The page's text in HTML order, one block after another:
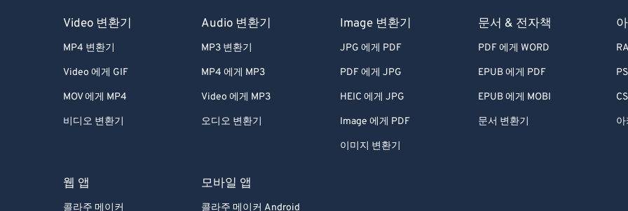
Video 변환기
MP4 변환기
Video 에게 GIF
MOV 에게 MP4
비디오 변환기
Audio 변환기
MP3 변환기
MP4 에게 MP3
Video 에게 MP3
오디오 변환기
Image 변환기
JPG 에게 PDF
PDF 에게 JPG
HEIC 에게 JPG
Image 에게 PDF
이미지 변환기
문서 & 전자책
PDF 에게 WORD
EPUB 에게 PDF
EPUB 에게 MOBI
문서 변환기 아
웹 앱
콜라주 메이커
모바일 앱
콜라주 메이커 Android